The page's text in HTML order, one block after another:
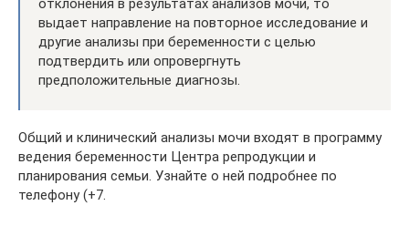
выдает направление на повторное исследование и
другие анализы при беременности с целью
подтвердить или опровергнуть
предположительные диагнозы.
Общий и клинический анализы мочи входят в программу
ведения беременности Центра репродукции и
планирования семьи. Узнайте о ней подробнее по
телефону (+7.